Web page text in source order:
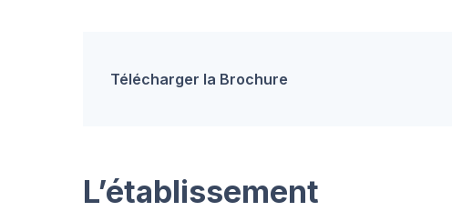
Télécharger la Brochure
L’établissement